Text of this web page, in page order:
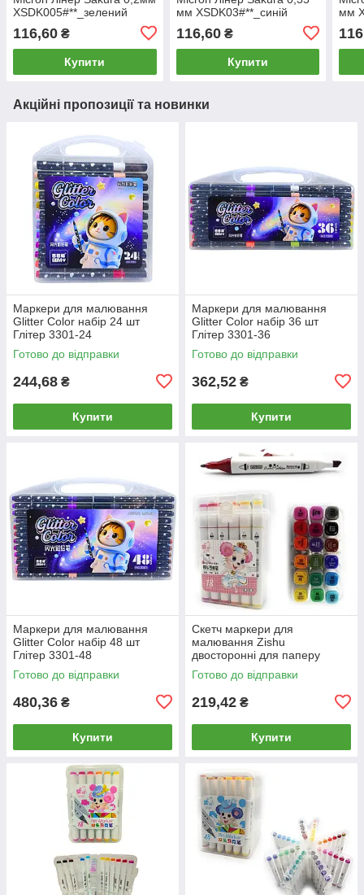
XSDK005#**_зелений
116,60 ₴
Купити
мм XSDK03#**_синій
116,60₴
Купити
мм
Акційні пропозиції та новинки
Маркери для малювання
Glitter Color набір 24 шт
Глітер 3301-24
Готово до відправки
244,68 ₴
Купити
Маркери для малювання
Glitter Color набір 36 шт
Глітер 3301-36
Готово до відправки
362,52 ₴
Купити
Маркери для малювання
Glitter Color набір 48 шт
Глітер 3301-48
Готово до відправки
480,36 ₴
Купити
Скетч маркери для
малювання Zishu
двосторонні для паперу
набір 18 шт Mouse ZS-222-18
у пластиковому футлярі
Готово до відправки
219,42 ₴
Купити